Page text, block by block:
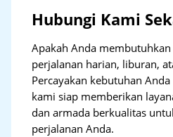
Hubungi Kami
Apakah Anda
perjalanan harian, liburan,
Percayakan kebutuhan
kami siap memberikan
dan armada berkualitas
perjalanan Anda.